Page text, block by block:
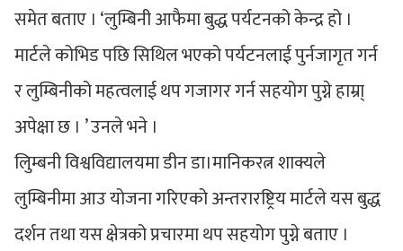
समेत बताए । ‘लुम्बिनी आफैमा बुद्ध पर्यटनको केन्द्र हो ।
मार्टले कोभिड पछि सिथिल भएको पर्यटनलाई पुर्नजागृत गर्न
र लुम्बिनीको महत्वलाई थप गजागर गर्न सहयोग पुग्ने हाम्रा्
अपेक्षा छ । ’ उनले भने ।
लुिम्बनी विश्वविद्यालयमा डीन डा।मानिकरत्न शाक्यले
लुम्बिनीमा आउ योजना गरिएको अन्तरारष्ट्रिय मार्टले यस बुद्ध
दर्शन तथा यस क्षेत्रको प्रचारमा थप सहयोग पुग्ने बताए ।